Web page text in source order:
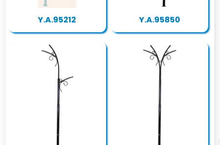
Y.A.95212 Y.A.95850